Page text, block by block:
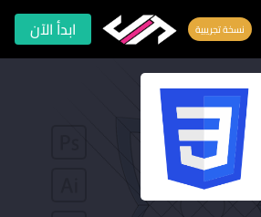
نسخة تجريبية ابدأ الآن